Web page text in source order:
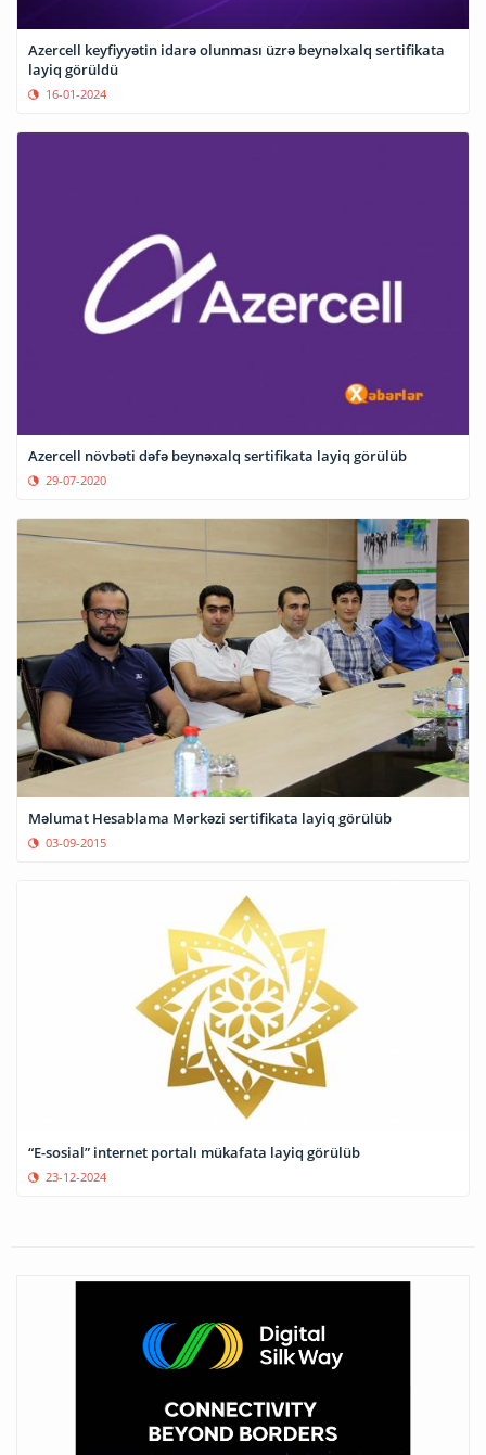
Azercell keyfiyyətin idarə olunması üzrə beynəlxalq sertifikata
layiq görüldü
16-01-2024
Azercell növbəti dəfə beynəxalq sertifikata layiq görülüb
29-07-2020
Məlumat Hesablama Mərkəzi sertifikata layiq görülüb
03-09-2015
“E-sosial” internet portalı mükafata layiq görülüb
23-12-2024